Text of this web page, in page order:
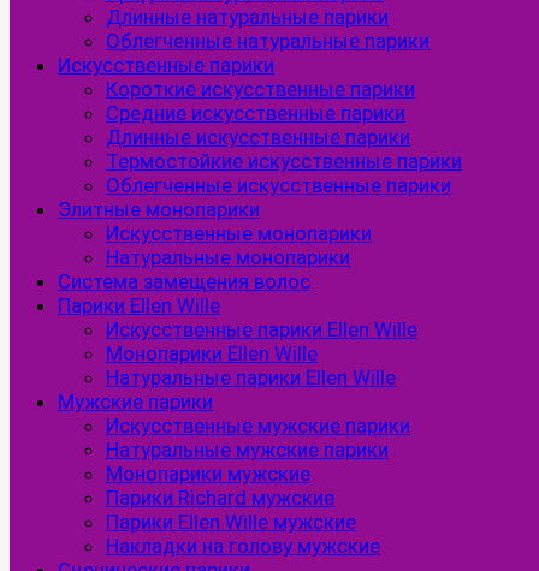
Длинные натуральные парики
Облегченные натуральные парики
Искусственные парики
Короткие искусственные парики
Средние искусственные парики
Длинные искусственные парики
Термостойкие искусственные парики
Облегченные искусственные парики
Элитные монопарики
Искусственные монопарики
Натуральные монопарики
Система замещения волос
Парики Ellen Wille
Искусственные парики Ellen Wille
Монопарики Ellen Wille
Натуральные парики Ellen Wille
Мужские парики
Искусственные мужские парики
Натуральные мужские парики
Монопарики мужские
Парики Richard мужские
Парики Ellen Wille мужские
Накладки на голову мужские